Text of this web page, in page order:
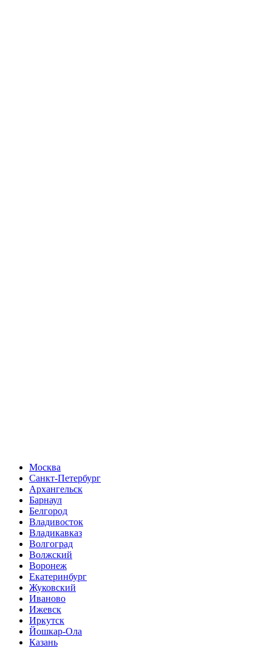
Москва
Санкт-Петербург
Архангельск
Барнаул
Белгород
Владивосток
Владикавказ
Волгоград
Волжский
Воронеж
Екатеринбург
Жуковский
Иваново
Ижевск
Иркутск
Йошкар-Ола
Казань